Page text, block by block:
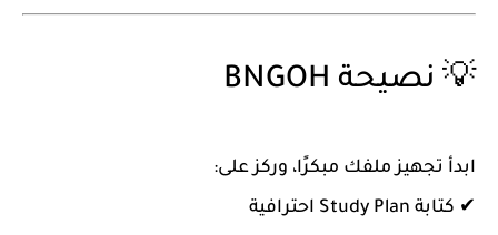
💡 نصيحة BNGOH
ابدأ تجهيز ملفك مبكرًا، وركز على:
✔ كتابة Study Plan احترافية